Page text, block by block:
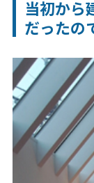
当初から
だったの